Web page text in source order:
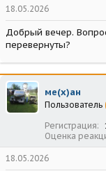
18.05.2026
Добрый вечер.
перевернуты?
ме(х)ан
Пользователь
Регистрация
Оценка
18.05.2026